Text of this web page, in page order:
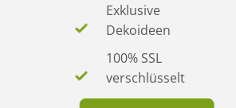
Exklusive
Dekoideen
100% SSL
verschlüsselt